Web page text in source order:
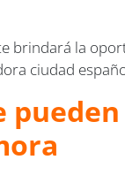
brindará la
ciudad